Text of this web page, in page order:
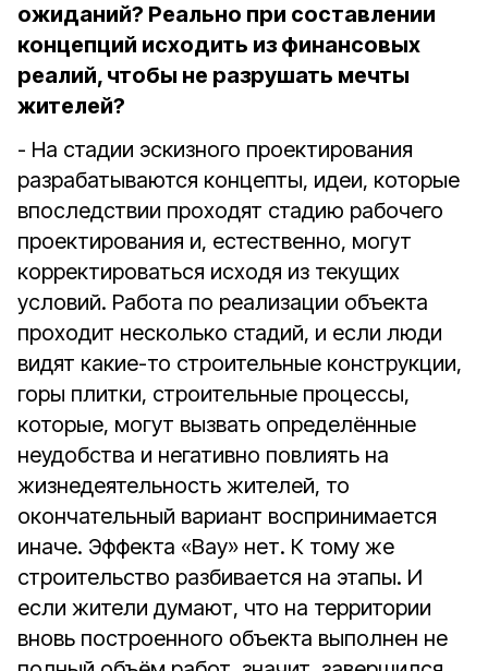
ожиданий? Реально при составлении
концепций исходить из финансовых
реалий, чтобы не разрушать мечты
жителей?
- На стадии эскизного проектирования
разрабатываются концепты, идеи, которые
впоследствии проходят стадию рабочего
проектирования и, естественно, могут
корректироваться исходя из текущих
условий. Работа по реализации объекта
проходит несколько стадий, и если люди
видят какие-то строительные конструкции,
горы плитки, строительные процессы,
которые, могут вызвать определённые
неудобства и негативно повлиять на
жизнедеятельность жителей, то
окончательный вариант воспринимается
иначе. Эффекта «Вау» нет. К тому же
строительство разбивается на этапы. И
если жители думают, что на территории
вновь построенного объекта выполнен не